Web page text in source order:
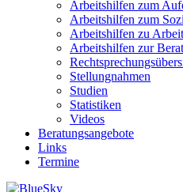
Arbeitshilfen zum
Arbeitshilfen zum
Arbeitshilfen zu
Arbeitshilfen zur
Stellungnahmen
Studien
Statistiken
Videos
Beratungsangebote
Links
Termine